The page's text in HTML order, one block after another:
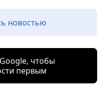
новостью
чтобы
первым